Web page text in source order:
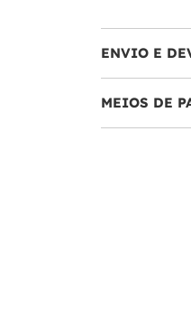
ENVIO E
MEIOS DE